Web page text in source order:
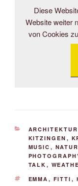
Diese
Website weiter
von Cookies
KATEGORIEN
ARCHITEKTUR
KITZINGEN ,
MUSIC ,
TALK ,
EMMA , FITTI ,